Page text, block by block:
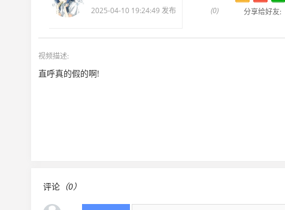
2025-04-10 19:24:49 发布 (0) 分享给好友:
视频描述:
直呼真的假的啊!
评论 （0）